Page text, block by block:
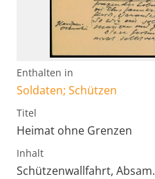
Enthalten in
Soldaten; Schützen
Titel
Heimat ohne Grenzen
Inhalt
Schützenwallfahrt, Absam.